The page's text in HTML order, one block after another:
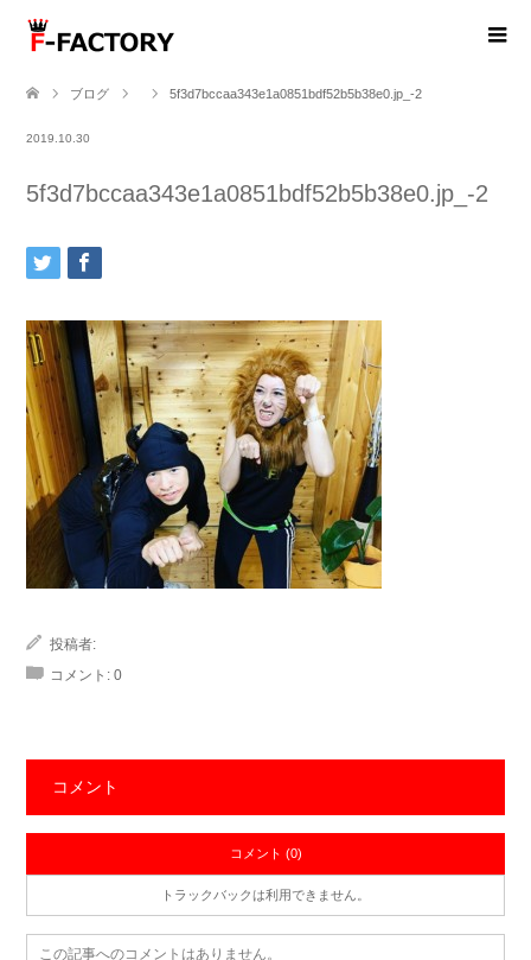
ブログ 5f3d7bccaa343e1a0851bdf52b5b38e0.jp_-2
2019.10.30
5f3d7bccaa343e1a0851bdf52b5b38e0.jp_-2
投稿者:
コメント: 0
コメント
コメント (0)
トラックバックは利用できません。
この記事へのコメントはありません。